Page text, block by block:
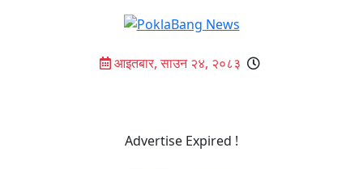
आइतबार, साउन २४, २०८३
Advertise Expired !